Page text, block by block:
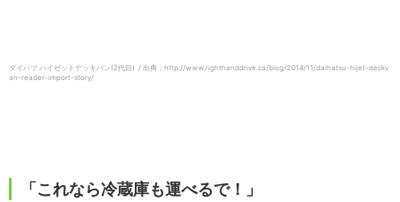
ダイハツ ハイゼットデッキバン(2代目) / 出典：http://www.righthanddrive.ca/blog/2014/11/daihatsu-hijet-deckv
an-reader-import-story/
「これなら冷蔵庫も運べるで！」